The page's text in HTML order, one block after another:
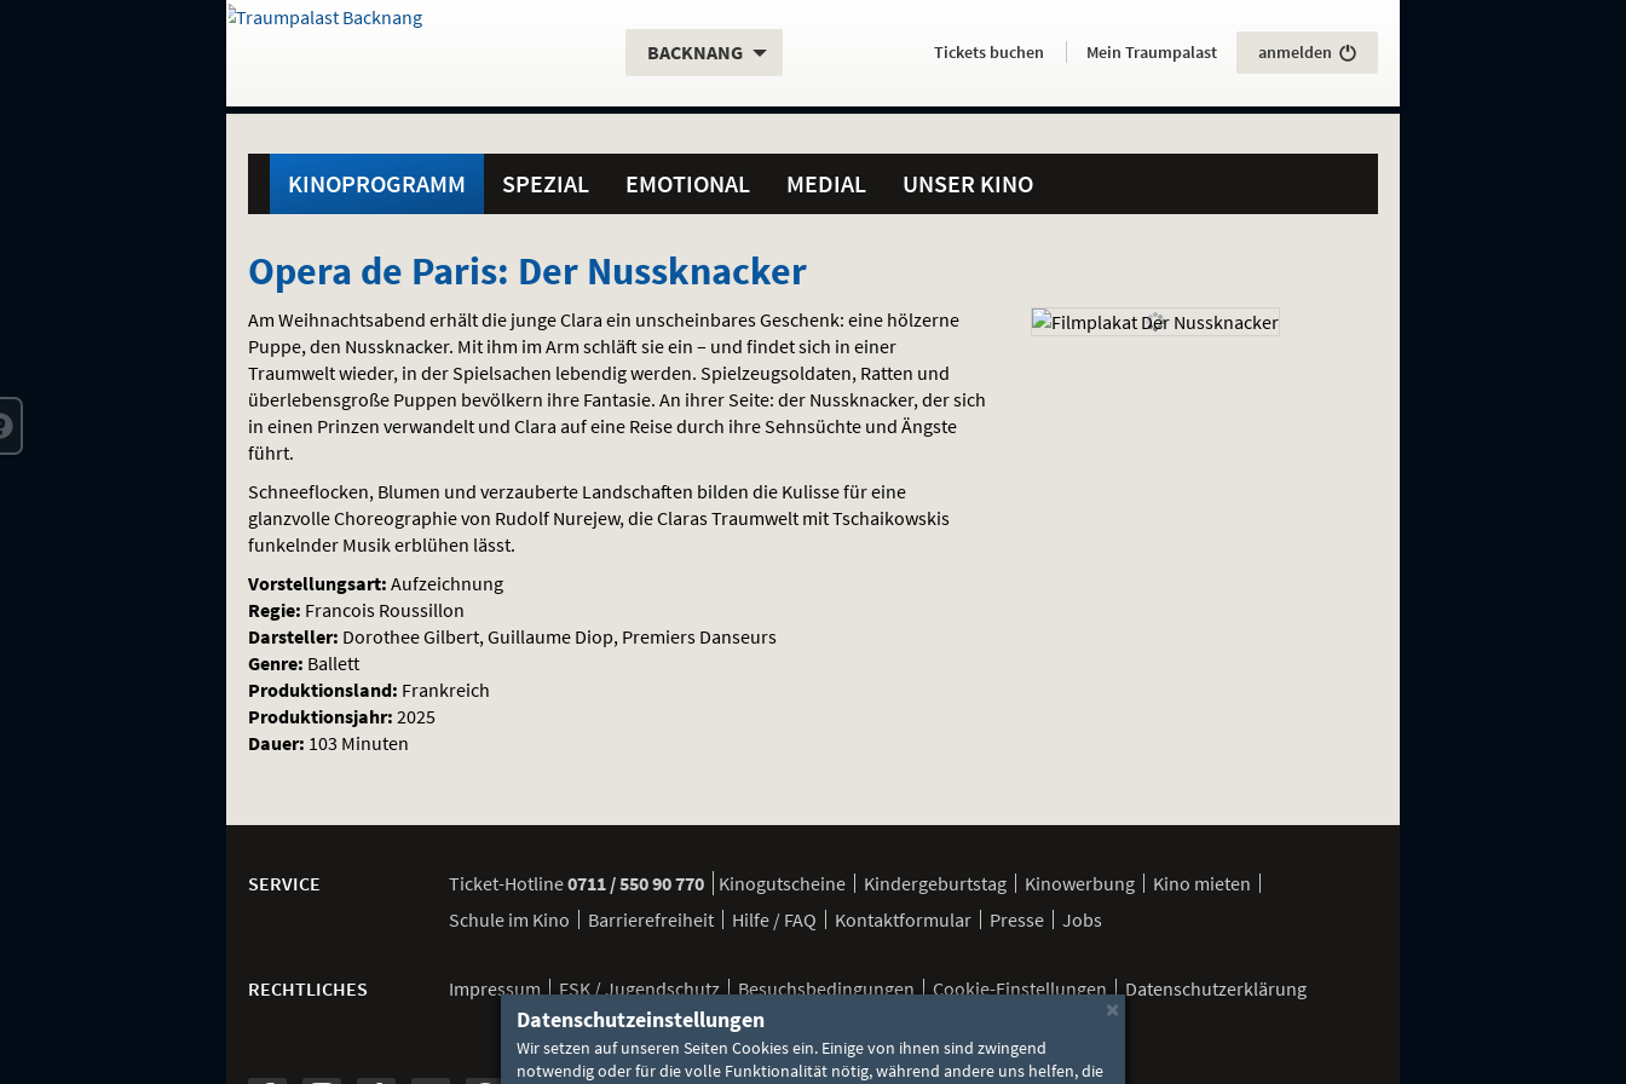
direkt
Inhalt
Menü
und
Gehe
Standortauswahl
Aktueller
BACKNANG. Servicefunktionen
Aktuelles
HierTickets buchen . Mein Traumpalast anmelden
KINOPROGRAMM SPEZIAL EMOTIONAL MEDIAL UNSER KINO
Opera
de
Paris:
Der
Nussknacker
Opera de Paris: Der Nussknacker
Am Weihnachtsabend erhält die junge Clara ein unscheinbares Geschenk: eine hölzerne
Puppe, den Nussknacker. Mit ihm im Arm schläft sie ein – und findet sich in einer
Traumwelt wieder, in der Spielsachen lebendig werden. Spielzeugsoldaten, Ratten und
überlebensgroße Puppen bevölkern ihre Fantasie. An ihrer Seite: der Nussknacker, der sich
in einen Prinzen verwandelt und Clara auf eine Reise durch ihre Sehnsüchte und Ängste
führt.
Schneeflocken, Blumen und verzauberte Landschaften bilden die Kulisse für eine
glanzvolle Choreographie von Rudolf Nurejew, die Claras Traumwelt mit Tschaikowskis
funkelnder Musik erblühen lässt.
Vorstellungsart: Aufzeichnung
Regie: Francois Roussillon
Darsteller: Dorothee Gilbert, Guillaume Diop, Premiers Danseurs
Genre: Ballett
Produktionsland: Frankreich
Produktionsjahr: 2025
Dauer: 103 Minuten
SERVICE Ticket-Hotline0711 / 550 90 770 Kinogutscheine Kindergeburtstag Kinowerbung
Kino mieten
Schule im Kino
Barrierefreiheit Hilfe / FAQ Kontaktformular Presse Jobs
RECHTLICHES Impressum FSK / Jugendschutz Besuchsbedingungen Cookie-Einstellungen Datenschutzerklärung
×
Datenschutzeinstellungen
Wir setzen auf unseren Seiten Cookies ein. Einige von ihnen sind zwingend
notwendig oder für die volle Funktionalität nötig, während andere uns helfen, die